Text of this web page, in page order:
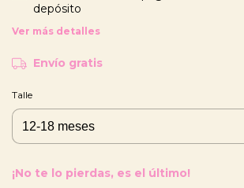
depósito
Ver más detalles
Envío gratis
Talle
¡No te lo pierdas, es el último!